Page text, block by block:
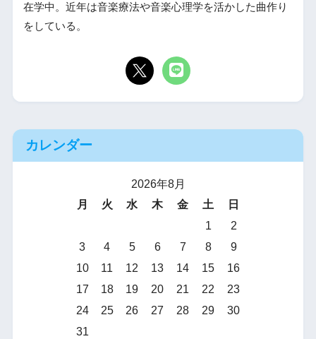
在学中。近年は音楽療法や音楽心理学を活かした曲作り
をしている。
カレンダー
2026年8月
月
火 水 木 金 土
日
1
2
3
4 5 6 7 8
9
10
11 12 13 14 15
16
17
18 19 20 21 22
23
24
25 26 27 28 29
30
31